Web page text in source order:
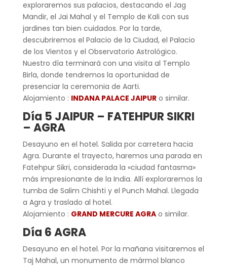
exploraremos sus palacios, destacando el Jag
Mandir, el Jai Mahal y el Templo de Kali con sus
jardines tan bien cuidados. Por la tarde,
descubriremos el Palacio de la Ciudad, el Palacio
de los Vientos y el Observatorio Astrológico.
Nuestro día terminará con una visita al Templo
Birla, donde tendremos la oportunidad de
presenciar la ceremonia de Aarti.
Alojamiento : INDANA PALACE JAIPURo similar.
Día 5 JAIPUR – FATEHPUR SIKRI
– AGRA
Desayuno en el hotel. Salida por carretera hacia
Agra. Durante el trayecto, haremos una parada en
Fatehpur Sikri, considerada la «ciudad fantasma»
más impresionante de la India. Allí exploraremos la
tumba de Salim Chishti y el Punch Mahal. Llegada
a Agra y traslado al hotel.
Alojamiento : GRAND MERCURE AGRAo similar.
Día 6 AGRA
Desayuno en el hotel. Por la mañana visitaremos el
Taj Mahal, un monumento de mármol blanco